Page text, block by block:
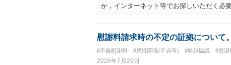
か，インターネット等でお探しいただく必
慰謝料請求時の不定の証拠について
#不倫慰謝料 #異性関係(不貞等) #離婚協議 #慰謝
2026年7月29日